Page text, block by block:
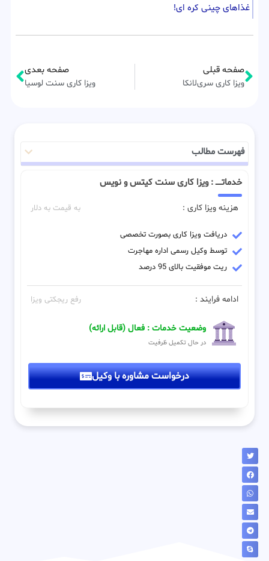
غذاهای چینی کره ای!
صفحه قبلی
ویزا کاری سری‌لانکا
صفحه بعدی
ویزا کاری سنت لوسیا
فهرست مطالب
خدماتـــــ : ویزا کاری سنت کیتس و نویس
هزینه ویزا کاری : به قیمت به دلار
دریافت ویزا کاری بصورت تخصصی
توسط وکیل رسمی اداره مهاجرت
ریت موفقیت بالای 95 درصد
ادامه فرایند : رفع ریجکتی ویزا
وضعیت خدمات : فعال (قابل ارائه)
در حال تکمیل ظرفیت
درخواست مشاوره با وکیل